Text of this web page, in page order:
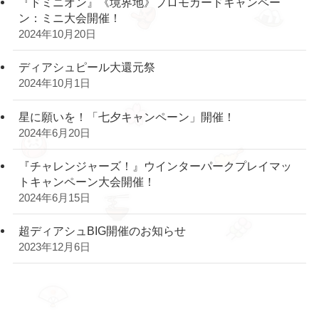
ン：ミニ大会開催！
2024年10月20日
ディアシュピール大還元祭
2024年10月1日
星に願いを！「七夕キャンペーン」開催！
2024年6月20日
『チャレンジャーズ！』ウインターパークプレイマッ
トキャンペーン大会開催！
2024年6月15日
超ディアシュBIG開催のお知らせ
2023年12月6日